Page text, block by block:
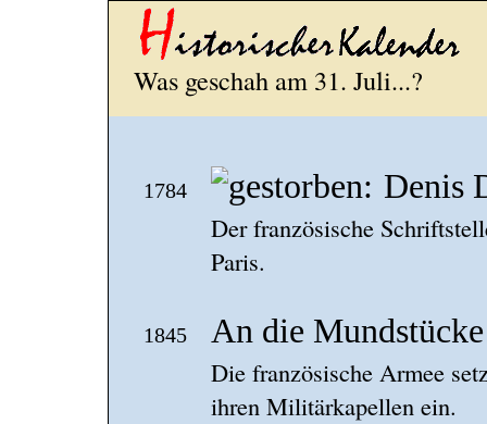
Was geschah am 31. Juli...?
1784 Denis
Der französische
Paris.
1845 An die Mundstücke
Die französische Armee
ihren Militärkapellen ein.